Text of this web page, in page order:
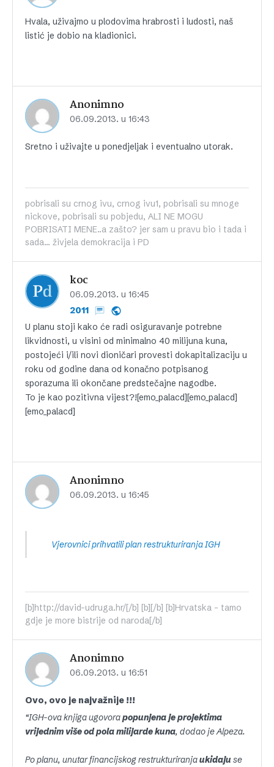
Hvala, uživajmo u plodovima hrabrosti i ludosti, naš
listić je dobio na kladionici.
Anonimno
06.09.2013. u 16:43
Sretno i uživajte u ponedjeljak i eventualno utorak.
pobrisali su crnog ivu, crnog ivu1, pobrisali su mnoge
nickove, pobrisali su pobjedu, ALI NE MOGU
POBRISATI MENE..a zašto? jer sam u pravu bio i tada i
sada... živjela demokracija i PD
koc
06.09.2013. u 16:45
2011
U planu stoji kako će radi osiguravanje potrebne
likvidnosti, u visini od minimalno 40 milijuna kuna,
postojeći i/ili novi dioničari provesti dokapitalizaciju u
roku od godine dana od konačno potpisanog
sporazuma ili okončane predstečajne nagodbe.
To je kao pozitivna vijest?![emo_palacd][emo_palacd]
[emo_palacd]
Anonimno
06.09.2013. u 16:45
Vjerovnici prihvatili plan restrukturiranja IGH
[b]http://david-udruga.hr/[/b] [b][/b] [b]Hrvatska - tamo
gdje je more bistrije od naroda[/b]
Anonimno
06.09.2013. u 16:51
Ovo, ovo je najvažnije !!!
“IGH-ova knjiga ugovorapopunjena je projektima
vrijednim više od pola milijarde kuna, dodao je Alpeza.
Po planu, unutar financijskog restrukturiranjaukidaju se